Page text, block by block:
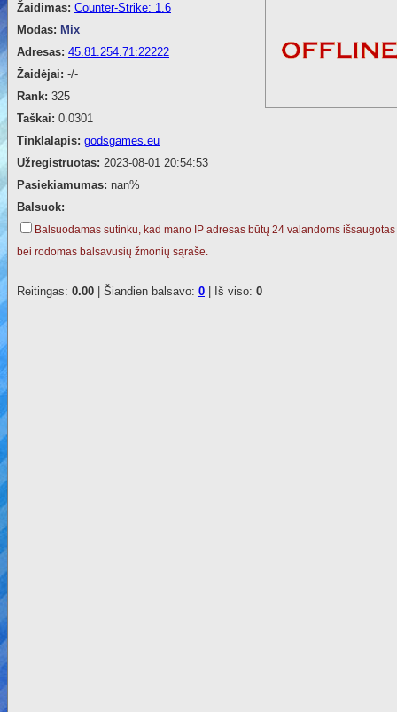
Žaidimas: Counter-Strike: 1.6
Modas: Mix
Adresas: 45.81.254.71:22222
Žaidėjai: -/-
Rank: 325
Taškai: 0.0301
Tinklalapis: godsgames.eu
Užregistruotas: 2023-08-01 20:54:53
Pasiekiamumas: nan%
Balsuok:
Balsuodamas sutinku, kad mano IP adresas būtų 24 valandoms išsaugotas
bei rodomas balsavusių žmonių sąraše.
Reitingas: 0.00 | Šiandien balsavo: 0 | Iš viso: 0